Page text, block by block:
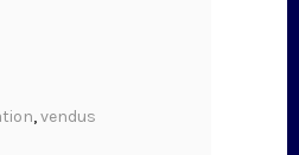
,vendus